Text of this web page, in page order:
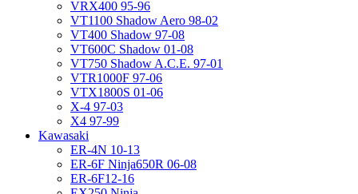
VRX400 95-96
VT1100 Shadow Aero 98-02
VT400 Shadow 97-08
VT600C Shadow 01-08
VT750 Shadow A.C.E. 97-01
VTR1000F 97-06
VTX1800S 01-06
X-4 97-03
X4 97-99
Kawasaki
ER-4N 10-13
ER-6F Ninja650R 06-08
ER-6F12-16